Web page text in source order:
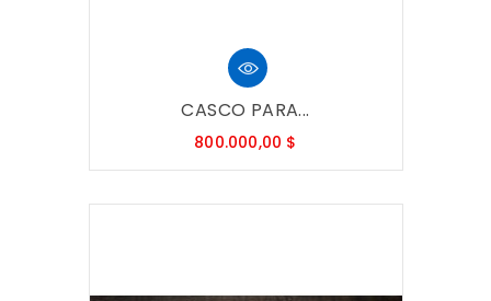
CASCO PARA...
800.000,00 $